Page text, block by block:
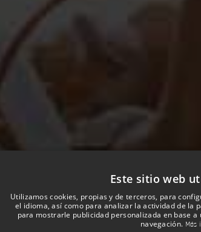
Este sitio web
Utilizamos cookies, propias y de terceros, para
el idioma, así como para analizar la actividad de la
para mostrarle publicidad personalizada en base
navegación. Más